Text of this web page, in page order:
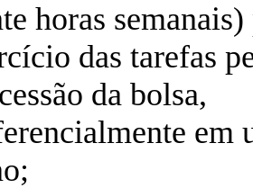
horas semanais)
das tarefas
da bolsa,
em